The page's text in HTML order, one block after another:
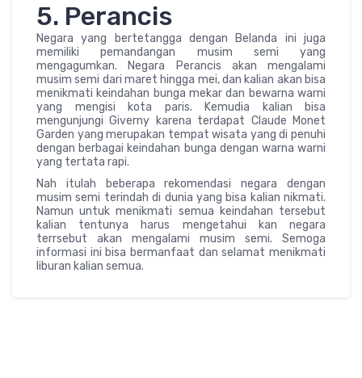
5. Perancis
Negara yang bertetangga dengan Belanda ini juga
memiliki pemandangan musim semi yang
mengagumkan. Negara Perancis akan mengalami
musim semi dari maret hingga mei, dan kalian akan bisa
menikmati keindahan bunga mekar dan bewarna warni
yang mengisi kota paris. Kemudia kalian bisa
mengunjungi Giverny karena terdapat Claude Monet
Garden yang merupakan tempat wisata yang di penuhi
dengan berbagai keindahan bunga dengan warna warni
yang tertata rapi.
Nah itulah beberapa rekomendasi negara dengan
musim semi terindah di dunia yang bisa kalian nikmati.
Namun untuk menikmati semua keindahan tersebut
kalian tentunya harus mengetahui kan negara
terrsebut akan mengalami musim semi. Semoga
informasi ini bisa bermanfaat dan selamat menikmati
liburan kalian semua.